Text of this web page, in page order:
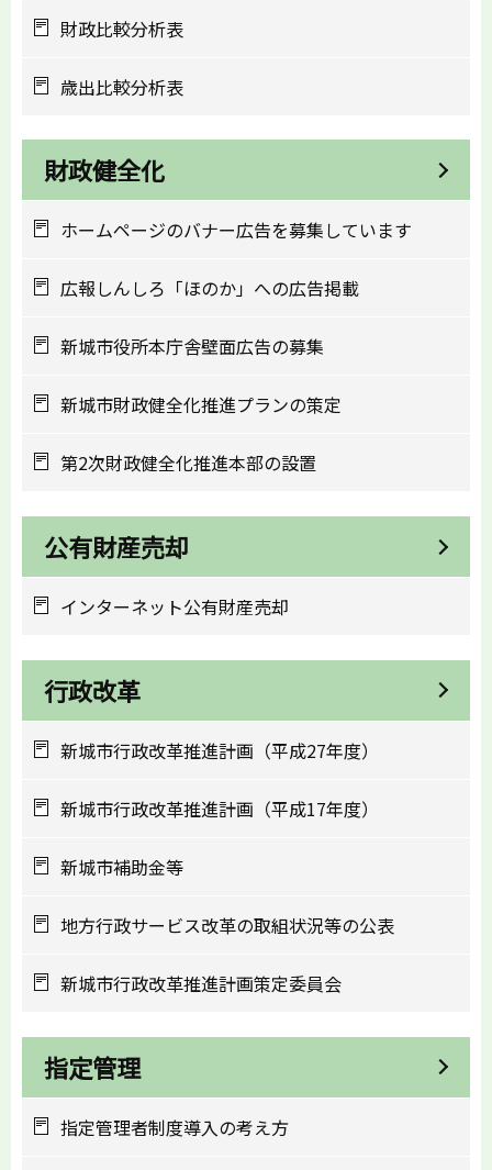
財政比較分析表
歳出比較分析表
財政健全化
ホームページのバナー広告を募集しています
広報しんしろ「ほのか」への広告掲載
新城市役所本庁舎壁面広告の募集
新城市財政健全化推進プランの策定
第2次財政健全化推進本部の設置
公有財産売却
インターネット公有財産売却
行政改革
新城市行政改革推進計画（平成27年度）
新城市行政改革推進計画（平成17年度）
新城市補助金等
地方行政サービス改革の取組状況等の公表
新城市行政改革推進計画策定委員会
指定管理
指定管理者制度導入の考え方